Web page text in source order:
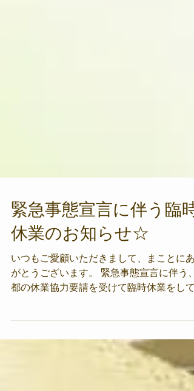
緊急事態宣言に伴う臨時
休業のお知らせ☆
いつもご愛顧いただきまして、まことにあ
がとうございます。 緊急事態宣言に伴う、
ります。 ◆休業期間： 5/12㈬より6/20㈰
まで◆ ご連絡がございましたらe-mailにて
れますので kaoru@tamashoworld.co.jp...